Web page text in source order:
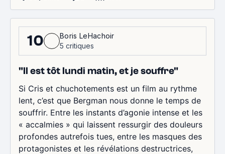
10
Boris LeHachoir
5 critiques
"Il est tôt lundi matin, et je souffre"
Si Cris et chuchotements est un film au rythme
lent, c’est que Bergman nous donne le temps de
souffrir. Entre les instants d’agonie intense et les
« accalmies » qui laissent ressurgir des douleurs
profondes autrefois tues, entre les masques des
protagonistes et les révélations destructrices,